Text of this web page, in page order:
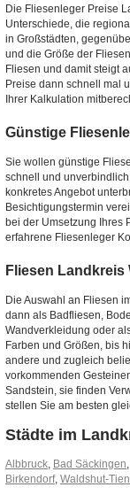
Die Fliesenleger Preise
Unterschiede, die
in Großstädten,
und die Größe der
Fliesen und damit steigt
Preise dann schnell mal
Ihrer Kalkulation
Günstige
Sie wollen günstige
schnell und
konkretes Angebot
Besichtigungstermin
bei der Umsetzung Ihres
erfahrene Fliesenleger
Fliesen Landkreis
Die Auswahl an Fliesen
dann als Badfliesen,
Wandverkleidung oder
Farben und Größen, bis
andere und zugleich
vorkommenden
Sandstein, sie finden
stellen Sie am besten
Städte im
Albbruck, Bad Säckingen,
Birkendorf, Waldshut-